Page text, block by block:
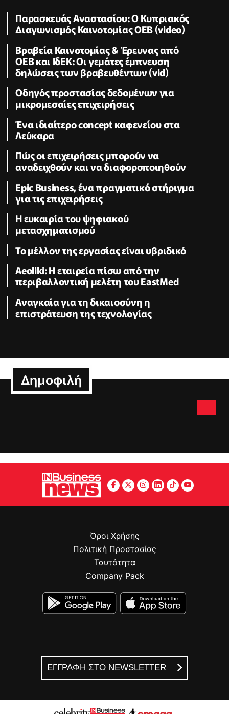
Παρασκευάς Αναστασίου: Ο Κυπριακός
Διαγωνισμός Καινοτομίας ΟΕΒ (video)
Βραβεία Καινοτομίας & Έρευνας από
ΟΕΒ και ΙδΕΚ: Οι γεμάτες έμπνευση
δηλώσεις των βραβευθέντων (vid)
Οδηγός προστασίας δεδομένων για
μικρομεσαίες επιχειρήσεις
Ένα ιδιαίτερο concept καφενείου στα
Λεύκαρα
Πώς οι επιχειρήσεις μπορούν να
αναδειχθούν και να διαφοροποιηθούν
Epic Business, ένα πραγματικό στήριγμα
για τις επιχειρήσεις
Η ευκαιρία του ψηφιακού
μετασχηματισμού
Το μέλλον της εργασίας είναι υβριδικό
Aeoliki: Η εταιρεία πίσω από την
περιβαλλοντική μελέτη του EastMed
Αναγκαία για τη δικαιοσύνη η
επιστράτευση της τεχνολογίας
Δημοφιλή
ΕΓΓΡΑΦΗ ΣΤΟ NEWSLETTER
Όροι Χρήσης
Πολιτική Προστασίας
Ταυτότητα
Company Pack